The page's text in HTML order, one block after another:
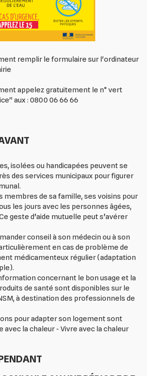
remplir le formulaire sur l'ordinateur
appelez gratuitement le n° vert
aux : 0800 06 66 66
isolées ou handicapées peuvent se
des services municipaux pour figurer
membres de sa famille, ses voisins pour
les jours avec les personnes âgées,
geste d’aide mutuelle peut s’avérer
conseil à son médecin ou à son
en cas de problème de
médicamenteux régulier (adaptation
concernant le bon usage et la
de santé sont disponibles sur le
à destination des professionnels de
pour adapter son logement sont
avec la chaleur - Vivre avec la chaleur